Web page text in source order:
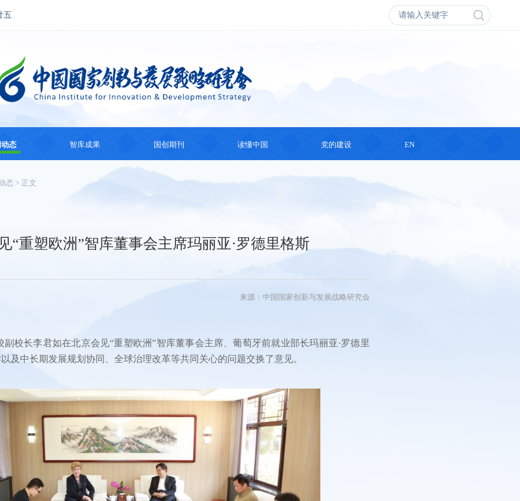
五
态
态
智库成果
思想成果
国创期刊
国创会刊
读懂中国
主题演讲
新青年看中国
电影展
图片展
党的建设 EN
态 > 正文
“重塑欧洲”智库董事会主席玛丽亚·罗德里格斯
来源：中国国家创新与发展战略研究会
副校长李君如在北京会见“重塑欧洲”智库董事会主席、葡萄牙前就业部长玛丽亚·罗德里
及中长期发展规划协同、全球治理改革等共同关心的问题交换了意见。